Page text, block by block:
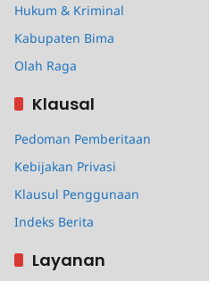
Hukum & Kriminal
Kabupaten Bima
Olah Raga
Klausal
Pedoman Pemberitaan
Kebijakan Privasi
Klausul Penggunaan
Indeks Berita
Layanan